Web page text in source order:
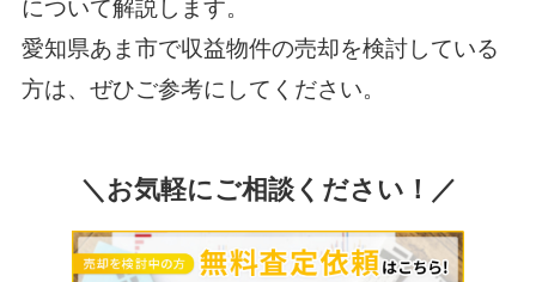
について解説します。
愛知県あま市で収益物件の売却を検討している
方は、ぜひご参考にしてください。
＼お気軽にご相談ください！／